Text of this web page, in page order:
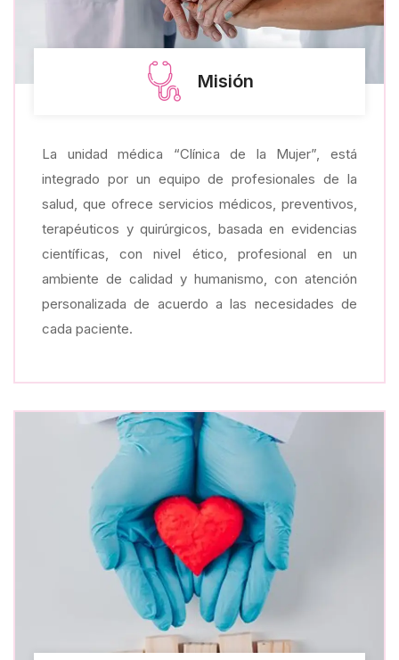
Misión
La unidad médica “Clínica de la Mujer”, está
integrado por un equipo de profesionales de la
salud, que ofrece servicios médicos, preventivos,
terapéuticos y quirúrgicos, basada en evidencias
científicas, con nivel ético, profesional en un
ambiente de calidad y humanismo, con atención
personalizada de acuerdo a las necesidades de
cada paciente.